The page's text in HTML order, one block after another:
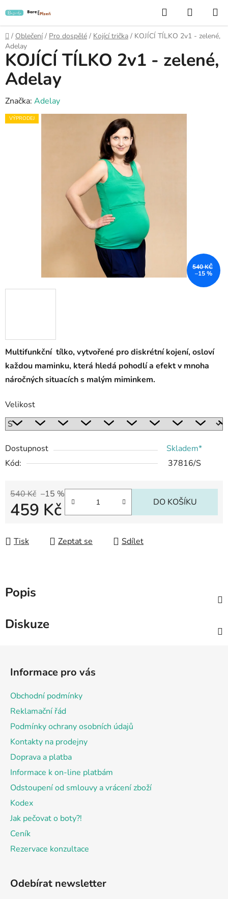
na
obsah
Hledat
KOŠÍK
Domů
/ Oblečení / Pro dospělé / Kojící trička / KOJÍCÍ TÍLKO 2v1 - zelené,
Adelay
Multifunkční tílko, vytvořené pro diskrétní kojení, osloví
každou maminku, která hledá pohodlí a efekt v mnoha
náročných situacích s malým miminkem.
Velikost
Dostupnost
Skladem*
Kód:
37816/S
540 Kč –15 %
459 Kč DO KOŠÍKU
Tisk Zeptat se Sdílet
KOJÍCÍ TÍLKO 2v1 - zelené,
Adelay
Značka: Adelay
VÝPRODEJ
540 KČ
–15 %
Popis
Diskuze
Informace pro vás
Obchodní podmínky
Reklamační řád
Podmínky ochrany osobních údajů
Kontakty na prodejny
Doprava a platba
Informace k on-line platbám
Odstoupení od smlouvy a vrácení zboží
Kodex
Jak pečovat o boty?!
Ceník
Rezervace konzultace
Odebírat newsletter